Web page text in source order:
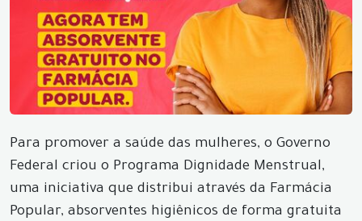
Para promover a saúde das mulheres, o Governo
Federal criou o Programa Dignidade Menstrual,
uma iniciativa que distribui através da Farmácia
Popular, absorventes higiênicos de forma gratuita